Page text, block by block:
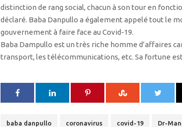
distinction de rang social, chacun à son tour en
déclaré. Baba Danpullo a également appelé tout le
gouvernement à faire face au Covid-19.
Baba Dampullo est un très riche homme d’affaires
transport, les télécommunications, etc. Sa fortune
baba danpullo coronavirus covid-19 Dr-